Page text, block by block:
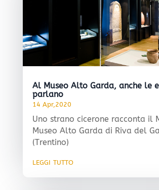
Al Museo Alto Garda, anche le
parlano
14 Apr,2020
Uno strano cicerone racconta il
Museo Alto Garda di Riva del
(Trentino)
leggi tutto